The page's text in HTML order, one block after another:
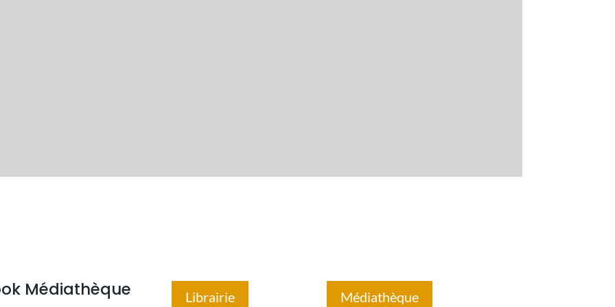
Médiathèque Librairie Médiathèque